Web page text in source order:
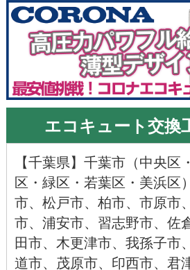
エコキュート交換
【千葉県】千葉市（中央区 ・
区 ・ 緑区 ・ 若葉区 ・ 美浜区
市、 松戸市、 柏市、 市原市、
市、 浦安市、 習志野市、 佐
田市、 木更津市、 我孫子市、
道市、 茂原市、 印西市、 君